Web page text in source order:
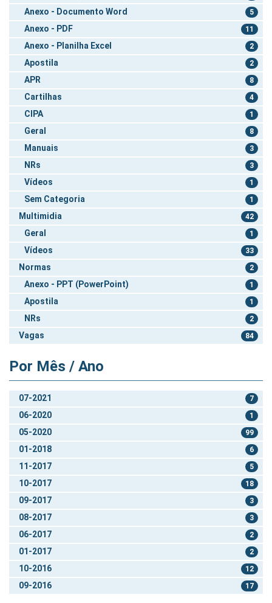
Anexo - Documento Word 5
Anexo - PDF 11
Anexo - Planilha Excel 2
Apostila 2
APR 8
Cartilhas 4
CIPA 1
Geral 8
Manuais 3
NRs 3
Vídeos 1
Sem Categoria 1
Multimidia 42
Geral 1
Vídeos 33
Normas 2
Anexo - PPT (PowerPoint) 1
Apostila 1
NRs 2
Vagas 84
Por Mês / Ano
07-2021 7
06-2020 1
05-2020 99
01-2018 6
11-2017 5
10-2017 18
09-2017 3
08-2017 3
06-2017 2
01-2017 2
10-2016 12
09-2016 17